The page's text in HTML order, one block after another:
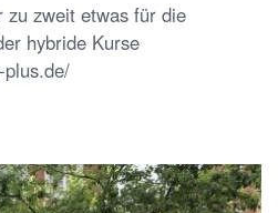
zu zweit etwas für die
hybride Kurse